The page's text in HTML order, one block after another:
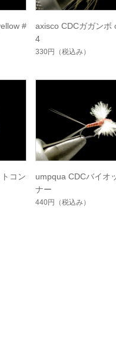
#
axisco CDCガガンボ
4
330円 （税込み）
コン
umpqua CDCバイオ
ナー
440円 （税込み）